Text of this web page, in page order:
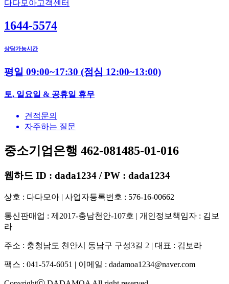
다다모아고객센터
1644-5574
상담가능시간
평일 09:00~17:30 (점심 12:00~13:00)
토, 일요일 & 공휴일 휴무
견적문의
자주하는 질문
중소기업은행 462-081485-01-016
웹하드 ID : dada1234 / PW : dada1234
상호 : 다다모아 | 사업자등록번호 : 576-16-00662
통신판매업 : 제2017-충남천안-107호 | 개인정보책임자 : 김보
라
주소 : 충청남도 천안시 동남구 구성3길 2 | 대표 : 김보라
팩스 : 041-574-6051 | 이메일 : dadamoa1234@naver.com